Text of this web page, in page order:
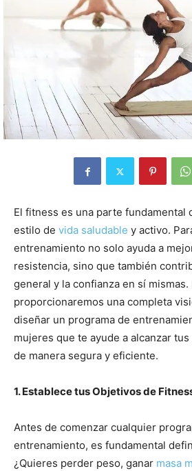
El fitness es una parte fundamental
estilo de vida saludable y activo.
entrenamiento no solo ayuda a
resistencia, sino que también
general y la confianza en sí mismas.
proporcionaremos una completa
diseñar un programa de
mujeres que te ayude a alcanzar
de manera segura y eficiente.
1. Establece tus Objetivos de
Antes de comenzar cualquier
entrenamiento, es fundamental
¿Quieres perder peso, ganar masa